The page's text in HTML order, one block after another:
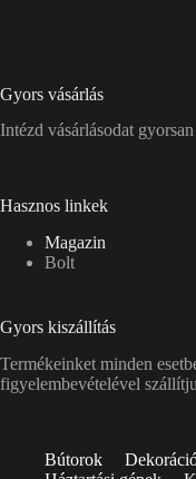
Gyors vásárlás
Intézd vásárlásodat
Hasznos linkek
Magazin
Bolt
Gyors kiszállítás
Termékeinket minden
figyelembevételével
Bútorok